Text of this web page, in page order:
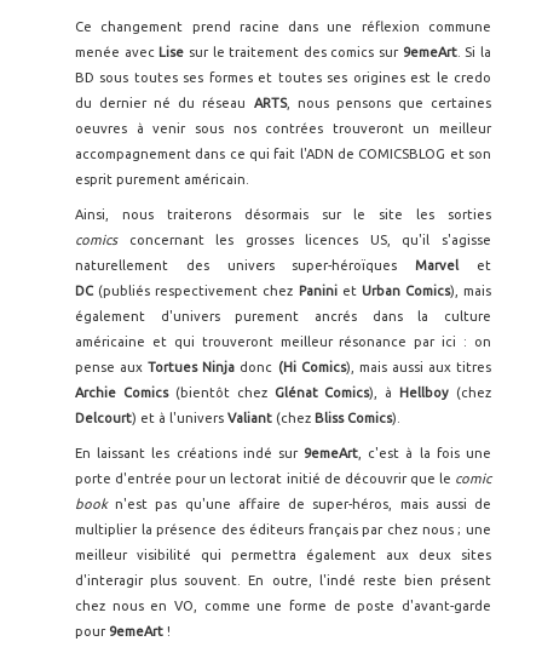
Ce changement prend racine dans une réflexion commune
menée avec Lise sur le traitement des comics sur 9emeArt. Si la
BD sous toutes ses formes et toutes ses origines est le credo
du dernier né du réseau ARTS, nous pensons que certaines
oeuvres à venir sous nos contrées trouveront un meilleur
accompagnement dans ce qui fait l'ADN de COMICSBLOG et son
esprit purement américain.
Ainsi, nous traiterons désormais sur le site les sorties
comicsconcernant les grosses licences US, qu'il s'agisse
naturellement des univers super-héroïquesMarvel et
DC (publiés respectivement chez Panini et Urban Comics), mais
également d'univers purement ancrés dans la culture
américaine et qui trouveront meilleur résonance par ici : on
pense auxTortues Ninja donc (Hi Comics), mais aussi aux titres
Archie Comics (bientôt chez Glénat Comics), à Hellboy (chez
Delcourt) et à l'univers Valiant (chez Bliss Comics).
En laissant les créations indé sur 9emeArt , c'est à la fois une
porte d'entrée pour un lectorat initié de découvrir que le comic
bookn'est pas qu'une affaire de super-héros, mais aussi de
multiplier la présence des éditeurs français par chez nous ; une
meilleur visibilité qui permettra également aux deux sites
d'interagir plus souvent. En outre, l'indé reste bien présent
chez nous en VO, comme une forme de poste d'avant-garde
pour 9emeArt !